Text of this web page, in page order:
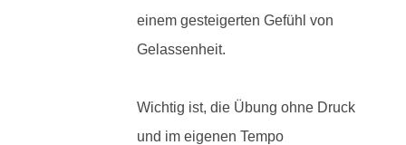
einem gesteigerten Gefühl von
Gelassenheit.
Wichtig ist, die Übung ohne Druck
und im eigenen Tempo